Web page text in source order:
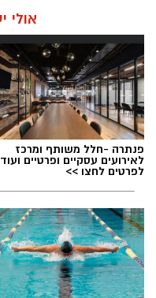
שיעזור לנו,
הלב שלנו אולי
חייבים להישבר יחד
מערכת האתר / 09:04 23.07.26
תגים:טד
אולי
פנתרה -חלל משותף ומרכז
לאירועים עסקיים ופרטיים ועוד
לפרטים לחצו >>